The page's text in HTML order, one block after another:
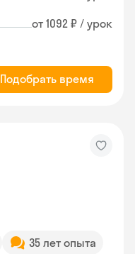
от 1092 ₽ / урок
Подобрать время
35 лет опыта